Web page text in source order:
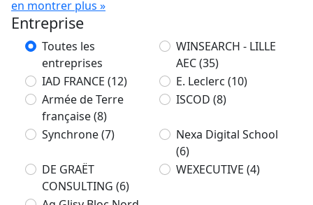
en montrer plus »
Entreprise
Toutes les
entreprises
WINSEARCH - LILLE
AEC(35)
IAD FRANCE (12) E. Leclerc (10)
Armée de Terre
française(8)
ISCOD (8)
Synchrone(7)
Nexa Digital School
(6)
DE GRAËT
CONSULTING (6)
WEXECUTIVE (4)